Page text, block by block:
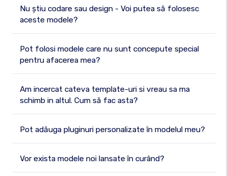
Nu știu codare sau design - Voi putea să folosesc
aceste modele?
Pot folosi modele care nu sunt concepute special
pentru afacerea mea?
Am incercat cateva template-uri si vreau sa ma
schimb in altul. Cum să fac asta?
Pot adăuga pluginuri personalizate în modelul meu?
Vor exista modele noi lansate în curând?